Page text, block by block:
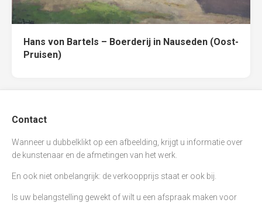
Hans von Bartels – Boerderij in Nauseden (Oost-
Pruisen)
Contact
Wanneer u dubbelklikt op een afbeelding, krijgt u informatie over
de kunstenaar en de afmetingen van het werk.
En ook niet onbelangrijk: de verkoopprijs staat er ook bij.
Is uw belangstelling gewekt of wilt u een afspraak maken voor